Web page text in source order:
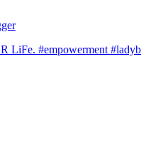
LiFe. #empowerment #ladyb